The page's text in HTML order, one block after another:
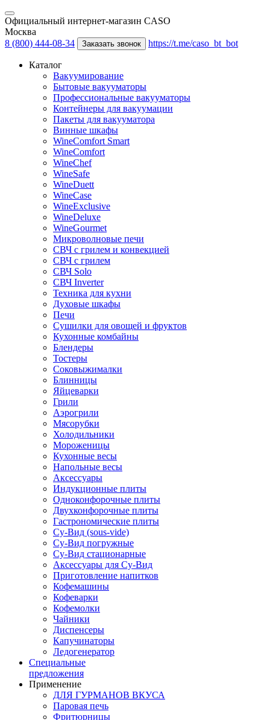
Официальный интернет-магазин CASO
Москва
8 (800) 444-08-34
Заказать звонок https://t.me/caso_bt_bot
Каталог
Вакуумирование
Бытовые вакууматоры
Профессиональные вакууматоры
Контейнеры для вакуумации
Пакеты для вакууматора
Винные шкафы
WineComfort Smart
WineComfort
WineChef
WineSafe
WineDuett
WineCase
WineExclusive
WineDeluxe
WineGourmet
Микроволновые печи
СВЧ с грилем и конвекцией
СВЧ с грилем
СВЧ Solo
СВЧ Inverter
Техника для кухни
Духовые шкафы
Печи
Сушилки для овощей и фруктов
Кухонные комбайны
Блендеры
Тостеры
Соковыжималки
Блинницы
Яйцеварки
Грили
Аэрогрили
Мясорубки
Холодильники
Мороженицы
Кухонные весы
Напольные весы
Аксессуары
Индукционные плиты
Одноконфорочные плиты
Двухконфорочные плиты
Гастрономические плиты
Су-Вид (sous-vide)
Су-Вид погружные
Су-Вид стационарные
Аксессуары для Су-Вид
Приготовление напитков
Кофемашины
Кофеварки
Кофемолки
Чайники
Диспенсеры
Капучинаторы
Ледогенератор
Специальные
предложения
Применение
ДЛЯ ГУРМАНОВ ВКУСА
Паровая печь
Фритюрницы